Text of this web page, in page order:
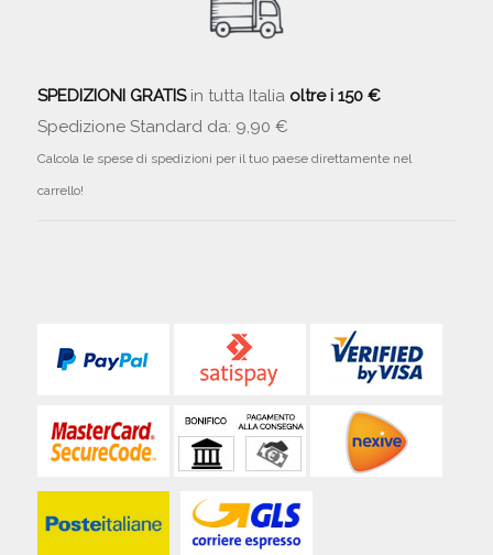
SPEDIZIONI GRATISin tutta Italia oltre i 150 €
Spedizione Standard da: 9,90 €
Calcola le spese di spedizioni per il tuo paese direttamente nel
carrello!